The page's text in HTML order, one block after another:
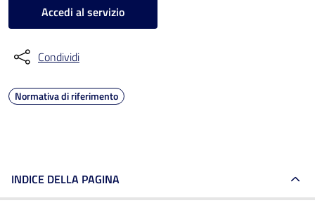
Accedi al servizio
Condividi
Normativa di riferimento
INDICE DELLA PAGINA